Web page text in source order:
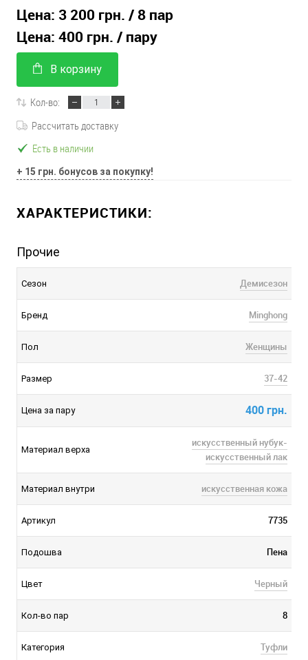
Цена: 3 200 грн. / 8 пар
Цена: 400 грн. / пару
В корзину
Кол-во:
Рассчитать доставку
Есть в наличии
+ 15 грн. бонусов за покупку!
ХАРАКТЕРИСТИКИ:
Прочие
Сезон Демисезон
Бренд Minghong
Пол Женщины
Размер 37-42
Цена за пару 400 грн.
Материал верха
искусственный нубук-
искусственный лак
Материал внутри искусственная кожа
Артикул 7735
Подошва Пена
Цвет Черный
Кол-во пар 8
Категория Туфли